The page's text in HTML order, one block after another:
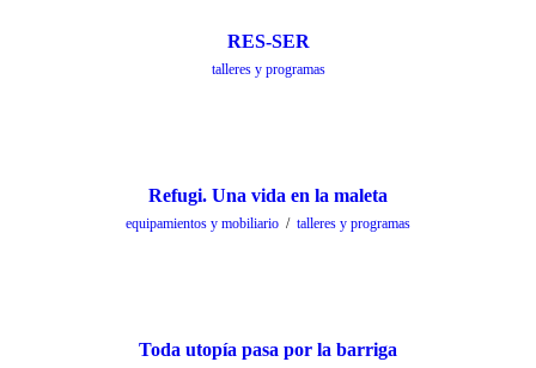
RES-SER
talleres y programas
Refugi. Una vida en la maleta
equipamientos y mobiliario / talleres y programas
Toda utopía pasa por la barriga